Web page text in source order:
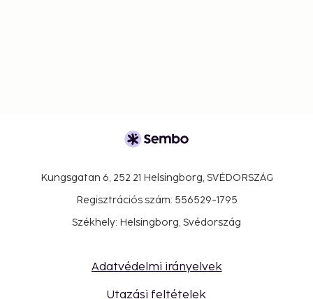
Kungsgatan 6, 252 21 Helsingborg, SVÉDORSZÁG
Regisztrációs szám: 556529-1795
Székhely: Helsingborg, Svédország
Adatvédelmi irányelvek
Utazási feltételek